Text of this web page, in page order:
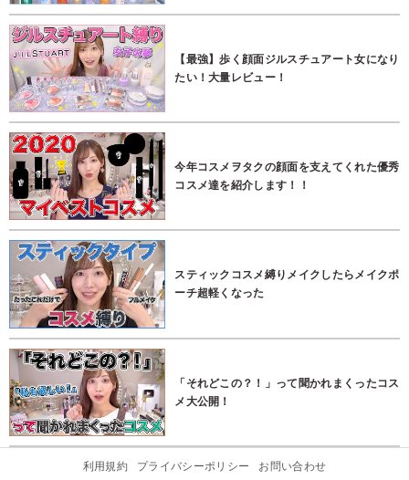
【最強】歩く顔面ジルスチュアート女になり
たい！大量レビュー！
今年コスメヲタクの顔面を支えてくれた優秀
コスメ達を紹介します！！
スティックコスメ縛りメイクしたらメイクポ
ーチ超軽くなった
「それどこの？！」って聞かれまくったコス
メ大公開！
利用規約 プライバシーポリシー お問い合わせ